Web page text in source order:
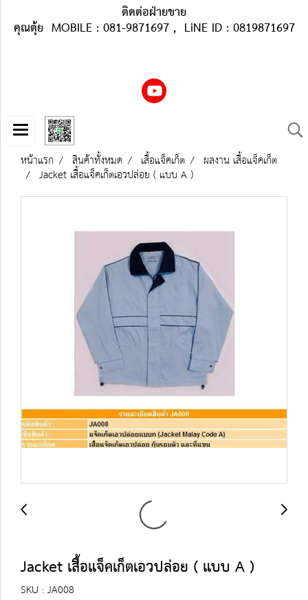
ติดต่อฝ่ายขาย
คุณตุ้ย MOBILE : 081-9871697 , LiNE ID : 0819871697
หน้าแรก สินค้าทั้งหมด เสื้อแจ็คเก็ต ผลงาน เสื้อแจ็คเก็ต
Jacket เสื้อแจ็คเก็ตเอวปล่อย ( แบบ A )
Jacket เสื้อแจ็คเก็ตเอวปล่อย ( แบบ A )
SKU : JA008